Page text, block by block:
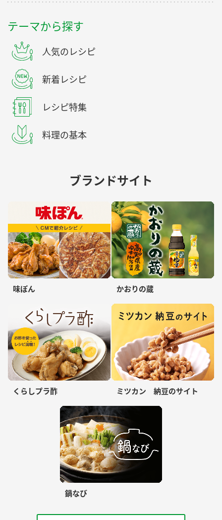
テーマから探す
人気のレシピ
新着レシピ
レシピ特集
料理の基本
ブランドサイト
味ぽん かおりの蔵
くらしプラ酢 ミツカン 納豆のサイト
鍋なび